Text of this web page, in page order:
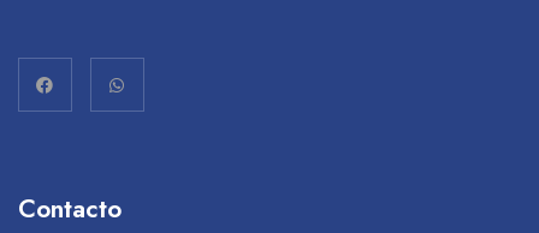
Contacto